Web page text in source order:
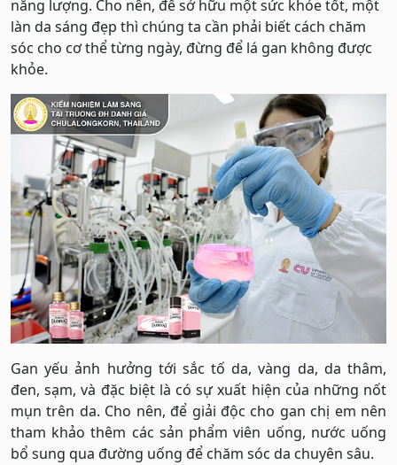
năng lượng. Cho nên, để sở hữu một sức khỏe tốt, một
làn da sáng đẹp thì chúng ta cần phải biết cách chăm
sóc cho cơ thể từng ngày, đừng để lá gan không được
khỏe.
Gan yếu ảnh hưởng tới sắc tố da, vàng da, da thâm,
đen, sạm, và đặc biệt là có sự xuất hiện của những nốt
mụn trên da. Cho nên, để giải độc cho gan chị em nên
tham khảo thêm các sản phẩm viên uống, nước uống
bổ sung qua đường uống để chăm sóc da chuyên sâu.